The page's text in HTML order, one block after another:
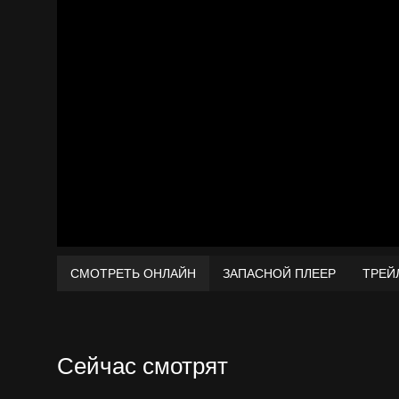
СМОТРЕТЬ ОНЛАЙН ЗАПАСНОЙ ПЛЕЕР
Сейчас смотрят